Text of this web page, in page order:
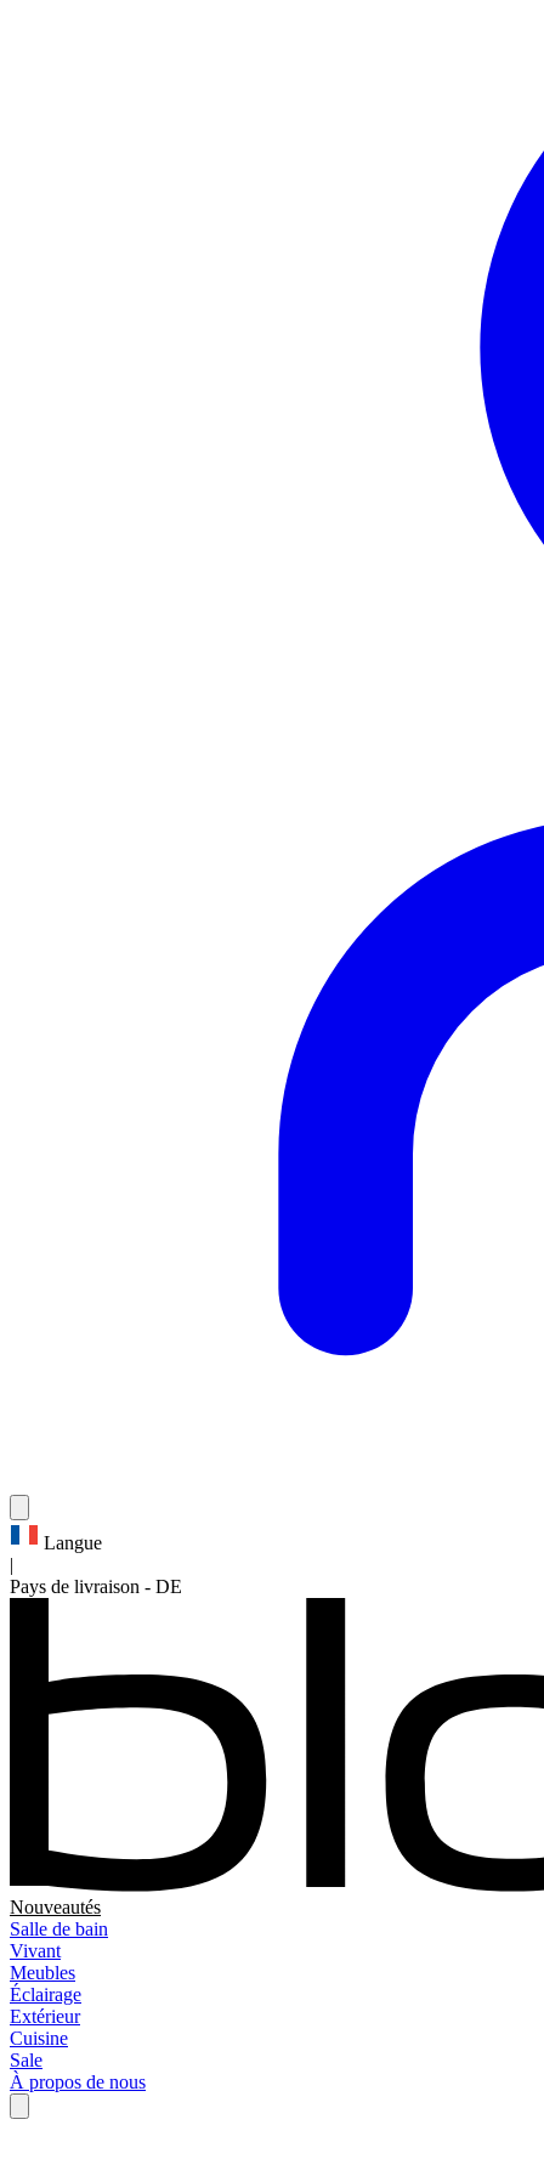
Langue
Pays de livraison - DE
Nouveautés
Salle de bain
Vivant
Meubles
Éclairage
Extérieur
Cuisine
Sale
À propos de nous